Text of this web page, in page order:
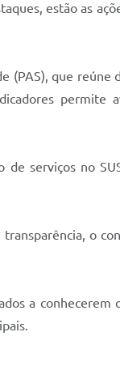
estão as
(PAS), que
serviços no
o
a